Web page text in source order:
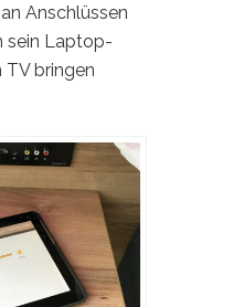
Anschlüssen
sein Laptop-
bringen